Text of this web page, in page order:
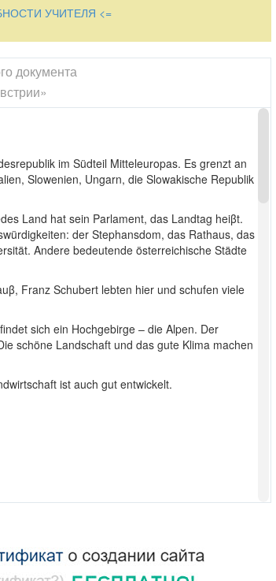
УЧИТЕЛЯ <=
документа
im Südteil Mitteleuropas. Es grenzt an
Slowenien, Ungarn, die Slowakische Republik
Land hat sein Parlament, das Landtag heiβt.
der Stephansdom, das Rathaus, das
Andere bedeutende österreichische Städte
Franz Schubert lebten hier und schufen viele
sich ein Hochgebirge – die Alpen. Der
schöne Landschaft und das gute Klima machen
ist auch gut entwickelt.